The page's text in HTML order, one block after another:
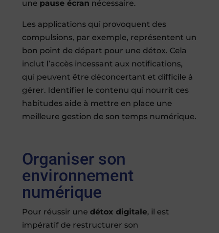
une pause écran nécessaire.
Les applications qui provoquent des
compulsions, par exemple, représentent un
bon point de départ pour une détox. Cela
inclut l’accès incessant aux notifications,
qui peuvent être déconcertant et difficile à
gérer. Identifier le contenu qui nourrit ces
habitudes aide à mettre en place une
meilleure gestion de son temps numérique.
Organiser son
environnement
numérique
Pour réussir une détox digitale, il est
impératif de restructurer son